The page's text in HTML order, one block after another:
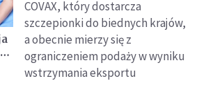
COVAX, który dostarcza
szczepionki do biednych krajów,
a obecnie mierzy się z
ograniczeniem podaży w wyniku
wstrzymania eksportu